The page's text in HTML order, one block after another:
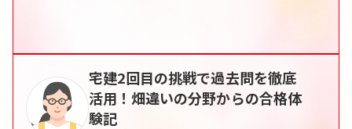
宅建2回目の挑戦で過去問を徹底
活用！畑違いの分野からの合格体
験記